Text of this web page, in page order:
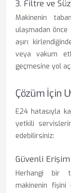
3. Filtre ve
Makinenin
ulaşmadan
aşırı
veya vakum
geçmesine yol
Çözüm İçin
E24 hatasıyla
yetkili
edebilirsiniz:
Güvenli Erişim
Herhangi bir
makinenin fişini